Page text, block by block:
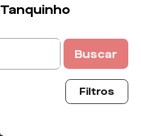
Tanquinho
Buscar
Filtros